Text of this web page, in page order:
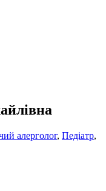
алерголог, Педіатр,